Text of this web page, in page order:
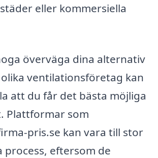
eller kommersiella
överväga dina alternativ
ventilationsföretag kan
att du får det bästa möjliga
Plattformar som
pris.se kan vara till stor
process, eftersom de